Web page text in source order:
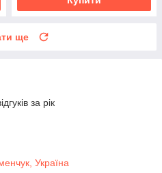
ще
за рік
Україна